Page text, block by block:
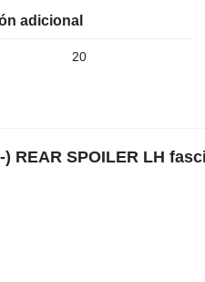
adicional
20
SPOILER LH